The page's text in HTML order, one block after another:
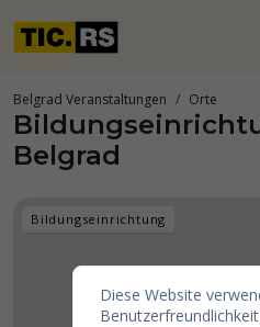
Belgrad Veranstaltungen Orte
Belgrad
Bildungseinrichtung
Diese Website